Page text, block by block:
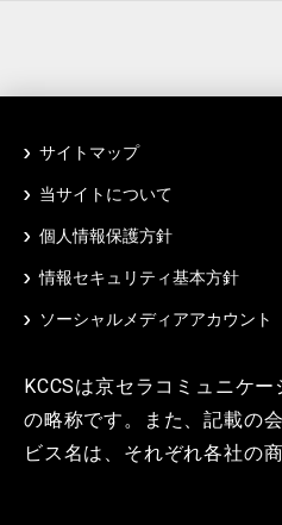
サイトマップ
当サイトについて
個人情報保護方針
情報セキュリティ基本方針
ソーシャルメディアアカウント
KCCSは京セラコミュニケ
の略称です。また、記載の
ビス名は、それぞれ各社の